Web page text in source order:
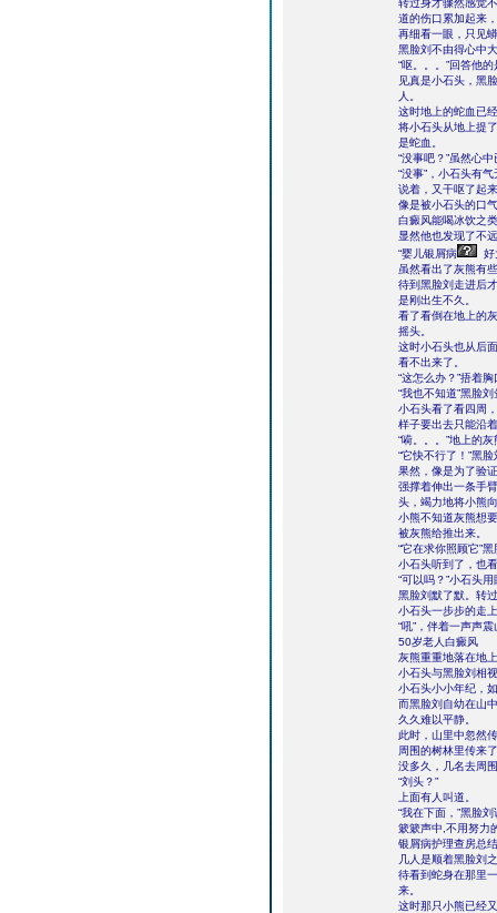
转过身才骤然感觉
道的伤口累加起来
再细看一眼，只见
黑脸刘不由得心中
“呕。。。”回答他
见真是小石头，黑
人。
这时地上的蛇血已
将小石头从地上提
是蛇血。
“没事吧？”虽然心
“没事”，小石头有
说着，又干呕了起
像是被小石头的口
白癜风能喝冰饮之
显然他也发现了不
“婴儿银屑病
好
虽然看出了灰熊有
待到黑脸刘走进后
是刚出生不久。
看了看倒在地上的
摇头。
这时小石头也从后
看不出来了。
“这怎么办？”捂着
“我也不知道”黑脸
小石头看了看四周
样子要出去只能沿
“嗬。。。”地上的
“它快不行了！”黑
果然，像是为了验
强撑着伸出一条手
头，竭力地将小熊
小熊不知道灰熊想
被灰熊给推出来。
“它在求你照顾它”
小石头听到了，也
“可以吗？”小石头
黑脸刘默了默。转
小石头一步步的走
“吼”，伴着一声声
50岁老人白癜风
灰熊重重地落在地
小石头与黑脸刘相
小石头小小年纪，
而黑脸刘自幼在山
久久难以平静。
此时，山里中忽然
周围的树林里传来
没多久，几名去周
“刘头？”
上面有人叫道。
“我在下面，”黑脸
簌簌声中,不用努力
银屑病护理查房总结
几人是顺着黑脸刘
待看到蛇身在那里
来。
这时那只小熊已经